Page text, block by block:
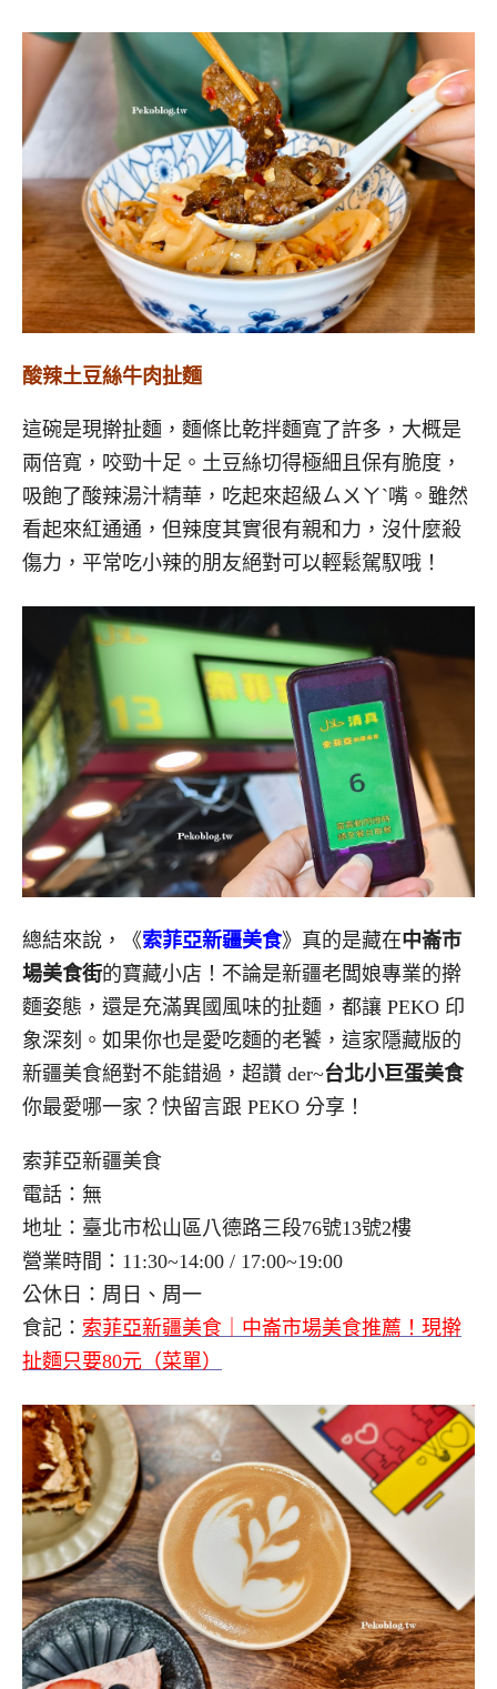
酸辣土豆絲牛肉扯麵
這碗是現擀扯麵，麵條比乾拌麵寬了許多，大概是
兩倍寬，咬勁十足。土豆絲切得極細且保有脆度，
吸飽了酸辣湯汁精華，吃起來超級ㄙㄨㄚˋ嘴。雖然
看起來紅通通，但辣度其實很有親和力，沒什麼殺
傷力，平常吃小辣的朋友絕對可以輕鬆駕馭哦！
總結來說，《索菲亞新疆美食》真的是藏在中崙市
場美食街的寶藏小店！不論是新疆老闆娘專業的擀
麵姿態，還是充滿異國風味的扯麵，都讓 PEKO 印
象深刻。如果你也是愛吃麵的老饕，這家隱藏版的
新疆美食絕對不能錯過，超讚 der~台北小巨蛋美食
你最愛哪一家？快留言跟 PEKO 分享！
索菲亞新疆美食
電話：無
地址：臺北市松山區八德路三段76號13號2樓
營業時間：11:30~14:00 / 17:00~19:00
公休日：周日、周一
食記： 索菲亞新疆美食｜中崙市場美食推薦！現擀
扯麵只要80元（菜單）